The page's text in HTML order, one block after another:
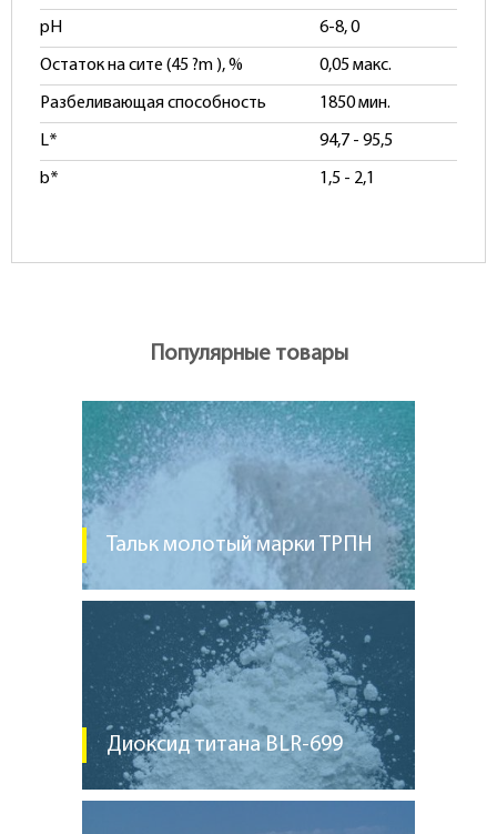
pH 6-8, 0
Остаток на сите (45 ?m ), % 0,05 макс.
Разбеливающая способность 1850 мин.
L* 94,7 - 95,5
b* 1,5 - 2,1
Популярные товары
Тальк молотый марки ТРПН
Диоксид титана BLR-699